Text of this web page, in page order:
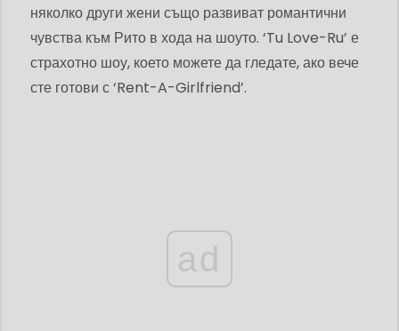
няколко други жени също развиват романтични
чувства към Рито в хода на шоуто. ‘Tu Love-Ru’ е
страхотно шоу, което можете да гледате, ако вече
сте готови с ‘Rent-A-Girlfriend’.
ad